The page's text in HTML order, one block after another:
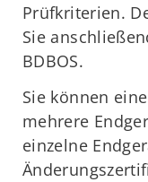
Prüfkriterien.
Sie
BDBOS.
Sie können
mehrere
einzelne